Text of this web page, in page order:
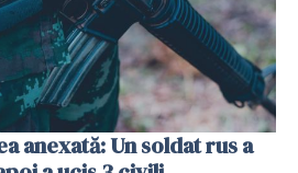
anexată: Un soldat rus a